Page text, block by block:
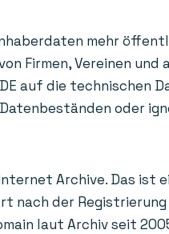
mehr
Firmen, Vereinen und
auf die technischen
oder
Archive. Das ist
der
laut Archiv seit